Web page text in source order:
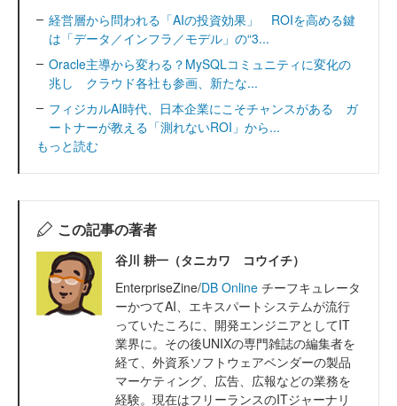
経営層から問われる「AIの投資効果」 ROIを高める鍵
は「データ／インフラ／モデル」の“3...
Oracle主導から変わる？MySQLコミュニティに変化の
兆し クラウド各社も参画、新たな...
フィジカルAI時代、日本企業にこそチャンスがある ガ
ートナーが教える「測れないROI」から...
もっと読む
この記事の著者
谷川 耕一（タニカワ コウイチ）
EnterpriseZine/DB Online チーフキュレータ
ーかつてAI、エキスパートシステムが流行
っていたころに、開発エンジニアとしてIT
業界に。その後UNIXの専門雑誌の編集者を
経て、外資系ソフトウェアベンダーの製品
マーケティング、広告、広報などの業務を
経験。現在はフリーランスのITジャーナリ